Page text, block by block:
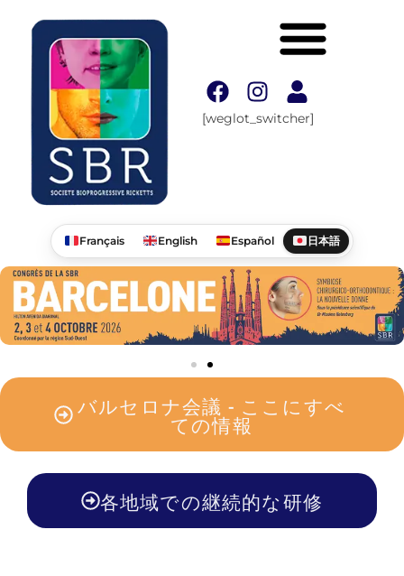
[weglot_switcher]
Français English Español 日本語
バルセロナ会議 - ここにすべ
ての情報
各地域での継続的な研修